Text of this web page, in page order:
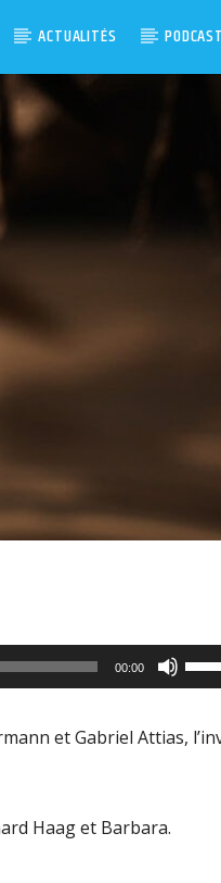
ACTUALITÉS
00:00
les
et Gabriel Attias,
Haag et Barbara.